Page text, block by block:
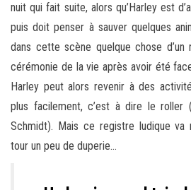
nuit qui fait suite, alors qu’Harley est
puis doit penser à sauver quelques
dans cette scène quelque chose
cérémonie de la vie après avoir été
Harley peut alors revenir à des
plus facilement, c’est à dire le roller
Schmidt). Mais ce registre ludique va
tour un peu de duperie…